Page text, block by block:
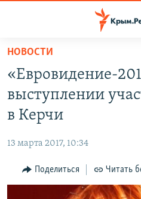
Вернуться
основному
содержанию
Вернутся
главной
навигации
Вернутся
СПЕЦПРОЕКТЫ
ГРУЗ 200
11 ЛЕТ ОККУПАЦИИ КРЫМА. 11
ВОДА
ЕЩЕ
ИНТЕРАКТИВ
ИНФОГРАФИКА
РАДІО СВОБОДА
КАК ОБОЙТИ БЛОКИРОВКУ
НОВОСТИ
«Евровидение-
выступлении
в Керчи
13 марта 2017, 10:34
Поделиться Читать